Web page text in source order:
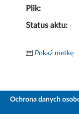
Plik:
Status aktu:
Pokaż metkę
Ochrona danych